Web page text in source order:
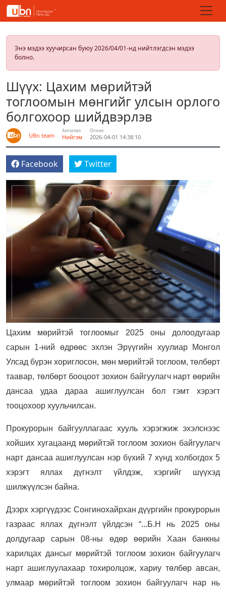
Энэ мэдээ хуучирсан буюу 2026/04/01-нд нийтлэгдсэн мэдээ
болно.
Шүүх: Цахим мөрийтэй
тоглоомын мөнгийг улсын орлого
болгохоор шийдвэрлэв
UBn team
Ангилал
Нийгэм
Огноо
2026-04-01 14:38:10
Facebook Twitter
Цахим мөрийтэй тоглоомыг 2025 оны долоодугаар
сарын 1-ний өдрөөс эхлэн Эрүүгийн хуулиар Монгол
Улсад бүрэн хориглосон, мөн мөрийтэй тоглоом, төлбөрт
таавар, төлбөрт бооцоот зохион байгуулагч нарт өөрийн
дансаа удаа дараа ашиглуулсан бол гэмт хэрэгт
тооцохоор хуульчилсан.
Прокурорын байгууллагаас хууль хэрэгжиж эхэлснээс
хойших хугацаанд мөрийтэй тоглоом зохион байгуулагч
нарт дансаа ашиглуулсан нэр бүхий 7 хүнд холбогдох 5
хэрэгт яллах дүгнэлт үйлдэж, хэргийг шүүхэд
шилжүүлсэн байна.
Дээрх хэргүүдээс Сонгинохайрхан дүүргийн прокурорын
газраас яллах дүгнэлт үйлдсэн “...Б.Н нь 2025 оны
долдугаар сарын 08-ны өдөр өөрийн Хаан банкны
харилцах дансыг мөрийтэй тоглоом зохион байгуулагч
нарт ашиглуулахаар тохиролцож, хариу төлбөр авсан,
улмаар мөрийтэй тоглоом зохион байгуулагч нар нь